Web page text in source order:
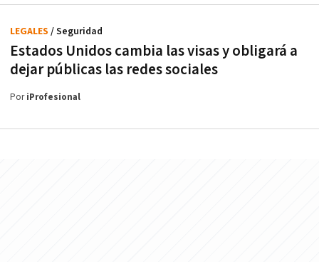
Estados Unidos cambia las visas y obligará a
dejar públicas las redes sociales
LEGALES / Seguridad
PoriProfesional